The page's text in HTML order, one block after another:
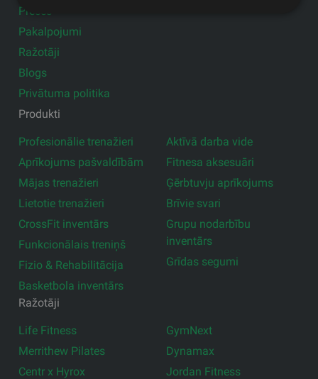
Preces
Pakalpojumi
Ražotāji
Blogs
Privātuma politika
Produkti
Profesionālie trenažieri
Aprīkojums pašvaldībām
Mājas trenažieri
Lietotie trenažieri
CrossFit inventārs
Funkcionālais treniņš
Fizio & Rehabilitācija
Basketbola inventārs
Aktīvā darba vide
Fitnesa aksesuāri
Ģērbtuvju aprīkojums
Brīvie svari
Grupu nodarbību
inventārs
Grīdas segumi
Ražotāji
Life Fitness
Merrithew Pilates
Centr x Hyrox
GymNext
Dynamax
Jordan Fitness